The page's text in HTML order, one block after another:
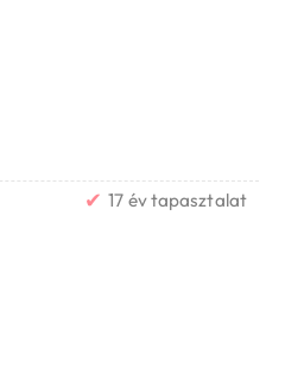
✔ 17 év tapasztalat